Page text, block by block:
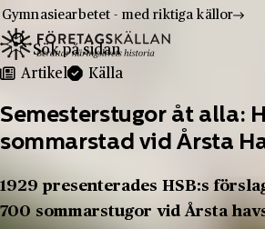
Hoppa till innehåll
Till innehåll
Gymnasiearbetet - med riktiga källor
Sök efter:
Artikel Källa
Semesterstugor åt alla:
sommarstad vid Årsta
1929 presenterades HSB:s
700 sommarstugor vid Årsta